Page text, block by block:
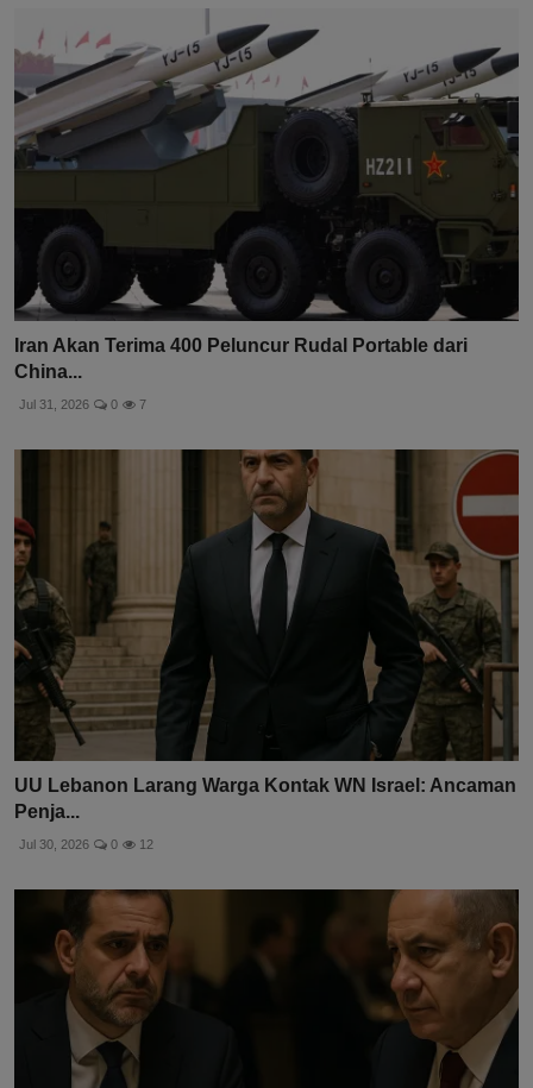
Iran Akan Terima 400 Peluncur Rudal Portable dari
China...
Jul 31, 2026 0 7
UU Lebanon Larang Warga Kontak WN Israel: Ancaman
Penja...
Jul 30, 2026 0 12